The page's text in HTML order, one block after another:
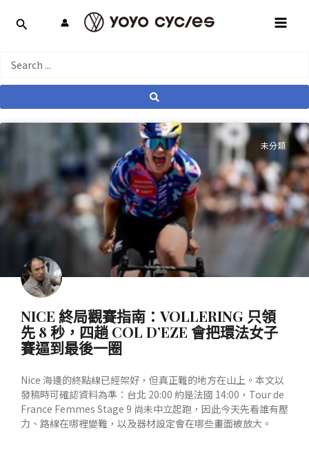
Search
未分類
NICE 終局觀賽指南：VOLLERING 只領
先 8 秒，四趟 COL D’EZE 會把環法女子
賽逼到最後一圈
Nice 海邊的終點線已經架好，但真正難的地方在山上。本文以
發稿時可確認資料為準：台北 20:00 約是法國 14:00，Tour de
France Femmes Stage 9 尚未中立起跑，因此今天先看誰有壓
力、路線在哪裡變難，以及器材設定會在哪些畫面被放大。